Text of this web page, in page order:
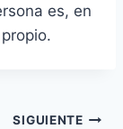
es, en
SIGUIENTE